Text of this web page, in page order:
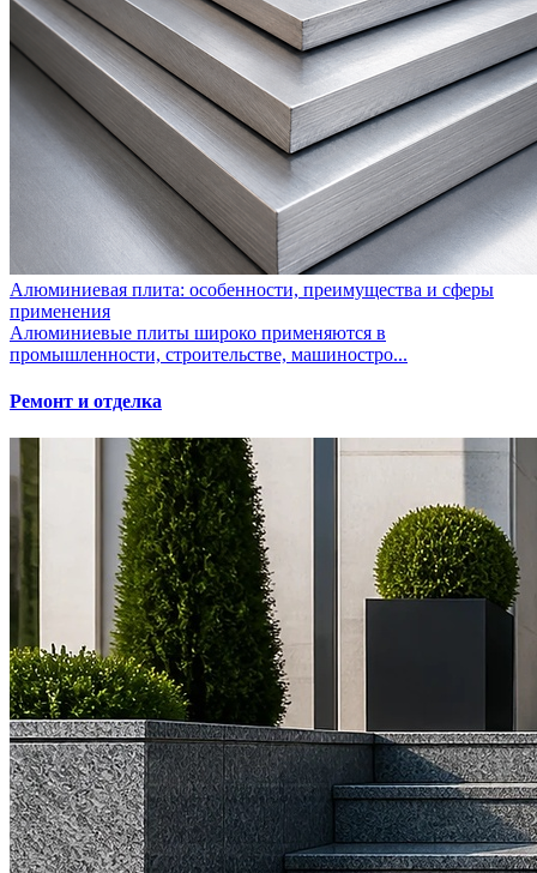
Алюминиевая плита: особенности, преимущества и сферы
применения
Алюминиевые плиты широко применяются в
промышленности, строительстве, машиностро...
Ремонт и отделка